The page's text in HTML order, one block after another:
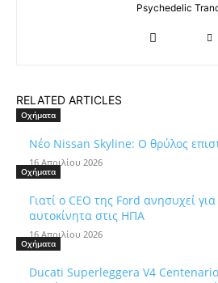
Psychedelic
RELATED ARTICLES
Οχήματα
Νέο Nissan Skyline: Ο θρύλος
16 Απριλίου 2026
Οχήματα
Γιατί ο CEO της Ford ανησυχεί
αυτοκίνητα στις ΗΠΑ
16 Απριλίου 2026
Οχήματα
Ducati Superleggera V4